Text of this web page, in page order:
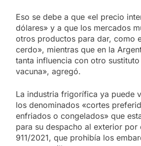
Eso se debe a que «el precio
dólares» y a que los mercados
otros productos para dar, como
cerdo», mientras que en la
tanta influencia con otro
vacuna», agregó.
La industria frigorífica ya puede
los denominados «cortes
enfriados o congelados» que
para su despacho al exterior por
911/2021, que prohibía los